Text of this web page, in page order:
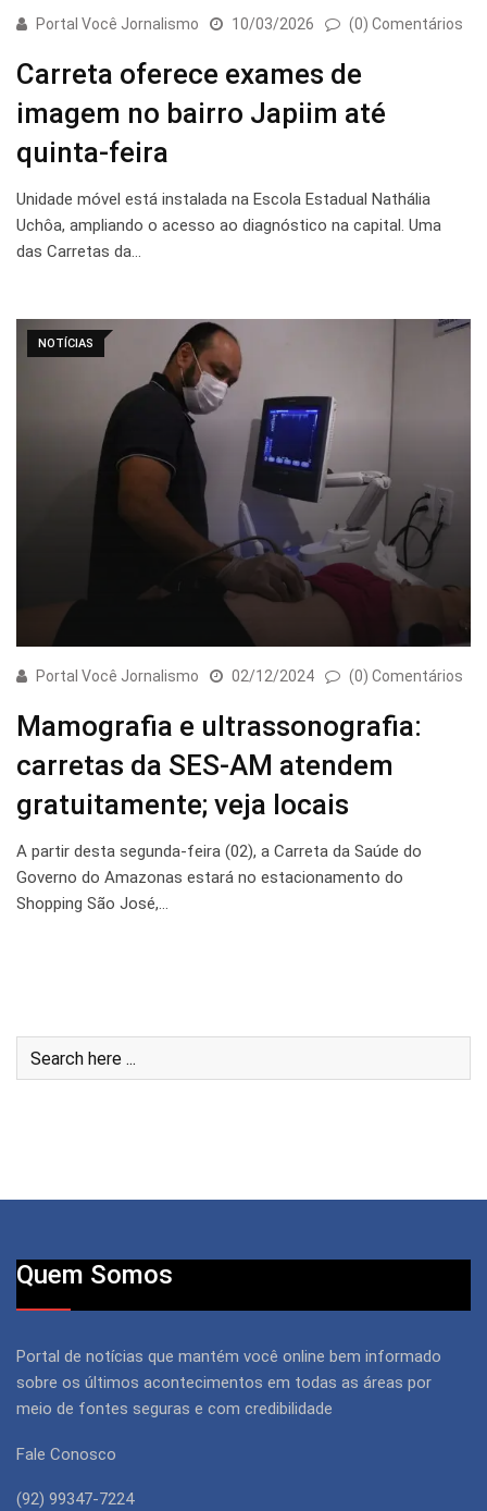
Portal Você Jornalismo 10/03/2026 (0) Comentários
Carreta oferece exames de
imagem no bairro Japiim até
quinta-feira
Unidade móvel está instalada na Escola Estadual Nathália
Uchôa, ampliando o acesso ao diagnóstico na capital. Uma
das Carretas da…
NOTÍCIAS
Portal Você Jornalismo 02/12/2024 (0) Comentários
Mamografia e ultrassonografia:
carretas da SES-AM atendem
gratuitamente; veja locais
A partir desta segunda-feira (02), a Carreta da Saúde do
Governo do Amazonas estará no estacionamento do
Shopping São José,…
Quem Somos
Portal de notícias que mantém você online bem informado
sobre os últimos acontecimentos em todas as áreas por
meio de fontes seguras e com credibilidade
Fale Conosco
(92) 99347-7224